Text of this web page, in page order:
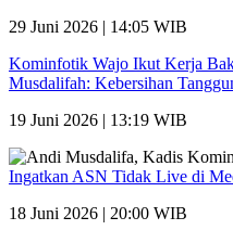
29 Juni 2026 | 14:05 WIB
Kominfotik Wajo Ikut Kerja
Musdalifah: Kebersihan
19 Juni 2026 | 13:19 WIB
Ingatkan ASN Tidak Live di
18 Juni 2026 | 20:00 WIB